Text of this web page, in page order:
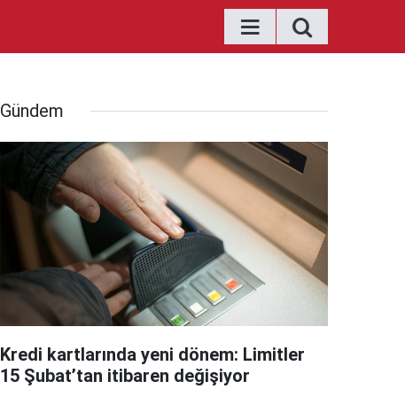
Gündem
Kredi kartlarında yeni dönem: Limitler
15 Şubat’tan itibaren değişiyor